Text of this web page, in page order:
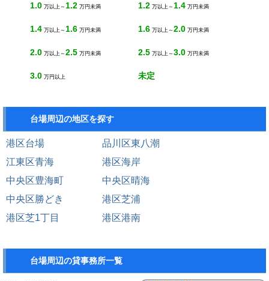
1.0 万以上～ 1.2 万円未満 1.2 万以上～ 1.4 万円未満
1.4 万以上～ 1.6 万円未満 1.6 万以上～ 2.0 万円未満
2.0 万以上～ 2.5 万円未満 2.5 万以上～ 3.0 万円未満
3.0 万円以上 未定
台場周辺の地区を探す
港区台場
品川区東八潮
江東区青海
港区海岸
中央区豊海町
中央区晴海
中央区勝どき
港区芝浦
港区芝1丁目
港区港南
台場周辺の貸事務所一覧